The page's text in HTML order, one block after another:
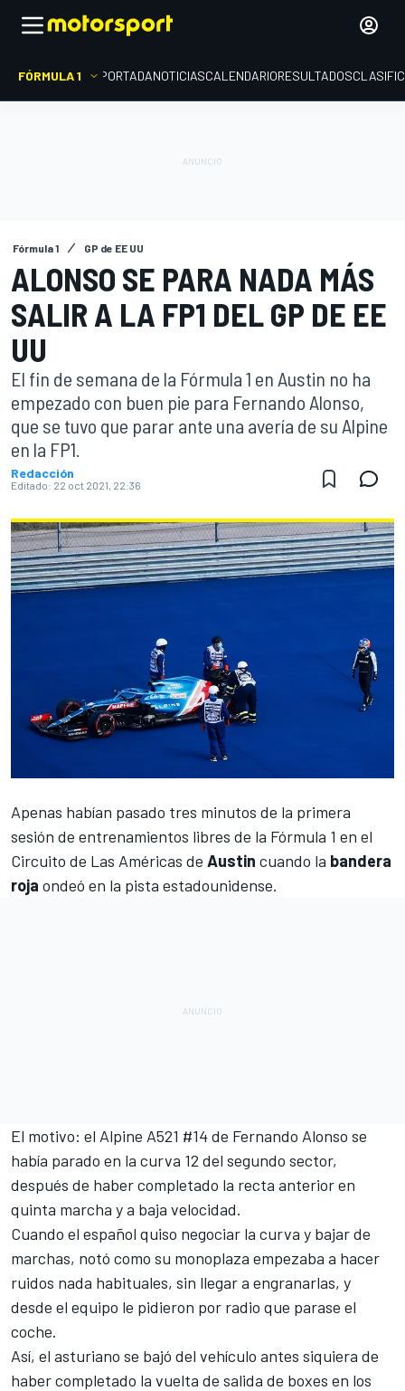
FÓRMULA 1 PORTADANOTICIASCALENDARIORESULTADOS
Fórmula 1 GP de EE UU
ALONSO SE PARA NADA MÁS
SALIR A LA FP1 DEL GP DE EE
UU
El fin de semana de la Fórmula 1 en Austin no ha
empezado con buen pie para Fernando Alonso,
que se tuvo que parar ante una avería de su Alpine
en la FP1.
Redacción
Editado: 22 oct 2021, 22:36
Apenas habían pasado tres minutos de la primera
sesión de entrenamientos libres de la Fórmula 1 en el
Circuito de Las Américas de Austin cuando la bandera
roja ondeó en la pista estadounidense.
El motivo: el Alpine A521 #14 de Fernando Alonso se
había parado en la curva 12 del segundo sector,
después de haber completado la recta anterior en
quinta marcha y a baja velocidad.
Cuando el español quiso negociar la curva y bajar de
marchas, notó como su monoplaza empezaba a hacer
ruidos nada habituales, sin llegar a engranarlas, y
desde el equipo le pidieron por radio que parase el
coche.
Así, el asturiano se bajó del vehículo antes siquiera de
haber completado la vuelta de salida de boxes en los